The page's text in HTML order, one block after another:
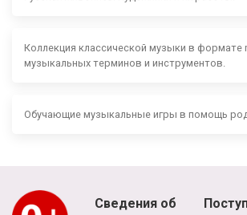
Коллекция классической музыки в формате
музыкальных терминов и инструментов.
Обучающие музыкальные игры в помощь
Сведения об